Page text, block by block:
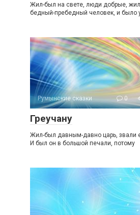
Жил-был на свете, люди добрые,
бедный-пребедный человек, и было
Румынские сказки 0
Греучану
Жил-был давным-давно царь, звали
И был он в большой печали, потому